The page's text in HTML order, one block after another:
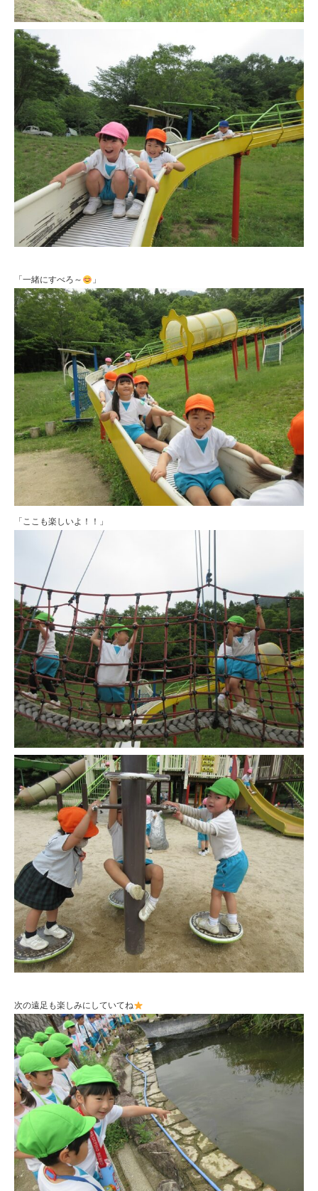
「一緒にすべろ～ 」
「ここも楽しいよ！！」
次の遠足も楽しみにしていてね